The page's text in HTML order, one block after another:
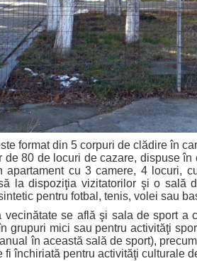
din 5 corpuri de clădire în
de 80 de locuri de cazare, dispuse
apartament cu 3 camere, 4 locuri,
la dispoziţia vizitatorilor şi o sală
pentru fotbal, tenis, volei sau
se află şi sala de sport a
grupuri mici sau pentru activităţi
în această sală de sport),
fi închiriată pentru activităţi culturale